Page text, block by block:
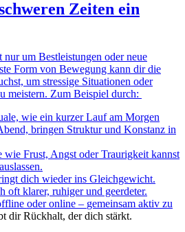
Zeiten ein
um Bestleistungen oder neue
Form von Bewegung kann dir die
um stressige Situationen oder
meistern. Zum Beispiel durch:
wie ein kurzer Lauf am Morgen
bringen Struktur und Konstanz in
wie Frust, Angst oder Traurigkeit kannst
dich wieder ins Gleichgewicht.
oft klarer, ruhiger und geerdeter.
oder online – gemeinsam aktiv zu
dir Rückhalt, der dich stärkt.